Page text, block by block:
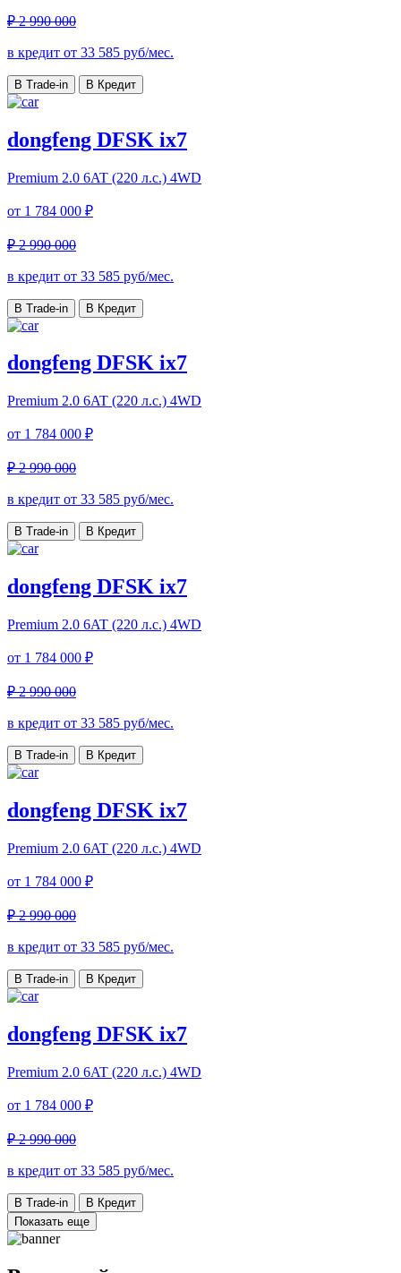
₽ 2 990 000
в кредит от 33 585 руб/мес.
В Trade-in В Кредит
dongfeng DFSK ix7
Premium 2.0 6AT (220 л.с.) 4WD
от 1 784 000 ₽
₽ 2 990 000
в кредит от 33 585 руб/мес.
В Trade-in В Кредит
dongfeng DFSK ix7
Premium 2.0 6AT (220 л.с.) 4WD
от 1 784 000 ₽
₽ 2 990 000
в кредит от 33 585 руб/мес.
В Trade-in В Кредит
dongfeng DFSK ix7
Premium 2.0 6AT (220 л.с.) 4WD
от 1 784 000 ₽
₽ 2 990 000
в кредит от 33 585 руб/мес.
В Trade-in В Кредит
dongfeng DFSK ix7
Premium 2.0 6AT (220 л.с.) 4WD
от 1 784 000 ₽
₽ 2 990 000
в кредит от 33 585 руб/мес.
В Trade-in В Кредит
dongfeng DFSK ix7
Premium 2.0 6AT (220 л.с.) 4WD
от 1 784 000 ₽
₽ 2 990 000
в кредит от 33 585 руб/мес.
В Trade-in
В Кредит
Показать еще